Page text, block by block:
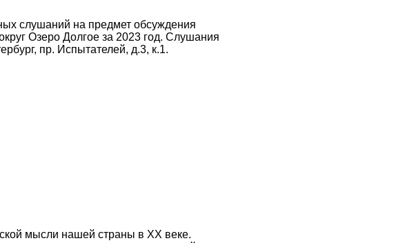
слушаний на предмет обсуждения
Озеро Долгое за 2023 год. Слушания
пр. Испытателей, д.3, к.1.
мысли нашей страны в ХХ веке.